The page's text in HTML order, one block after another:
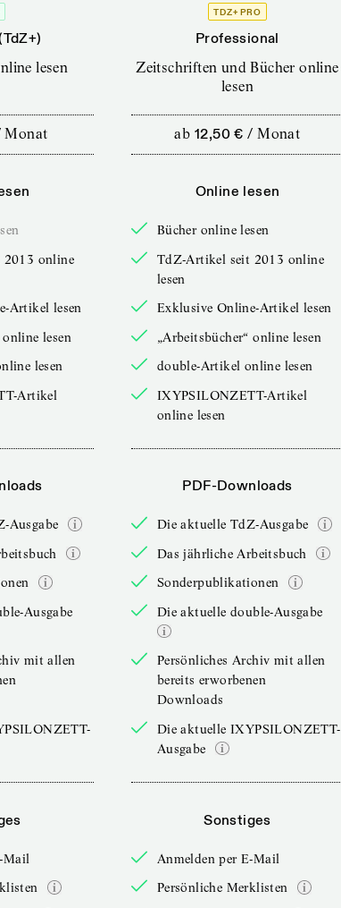
lesen
Monat
online
Artikel lesen
lesen
lesen
Artikel
Ausgabe
Ausgabe
mit allen
Mail
TDZ+ PRO
Professional
Zeitschriften und Bücher online
lesen
ab 12,50 € /Monat
Online lesen
Bücher online lesen
TdZ-Artikel seit 2013 online
lesen
Exklusive Online-Artikel lesen
„Arbeitsbücher“ online lesen
double-Artikel online lesen
IXYPSILONZETT-Artikel
online lesen
PDF-Downloads
Die aktuelle TdZ-Ausgabe
Das jährliche Arbeitsbuch
Sonderpublikationen
Die aktuelle double-Ausgabe
Persönliches Archiv mit allen
bereits erworbenen
Downloads
Die aktuelle IXYPSILONZETT-
Ausgabe
Sonstiges
Anmelden per E-Mail
Persönliche Merklisten